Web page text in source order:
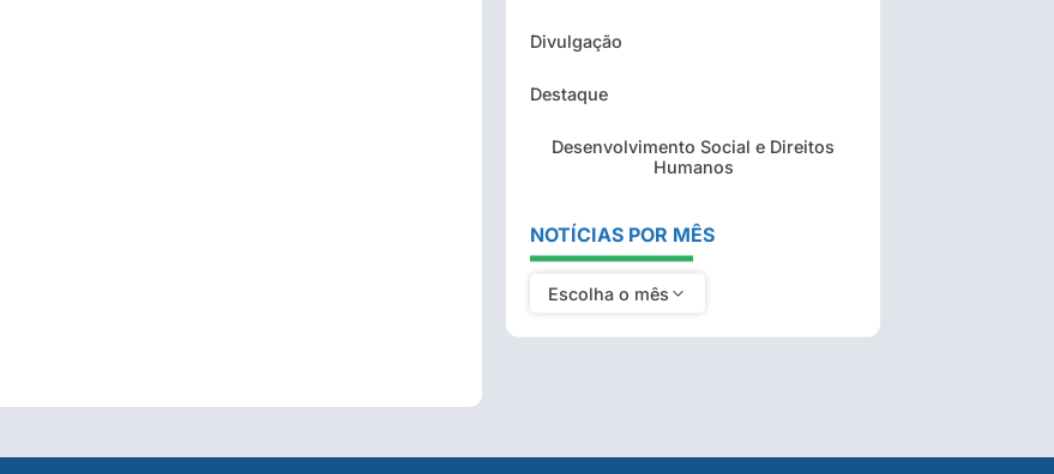
Divulgação
Destaque
Desenvolvimento Social e Direitos
Humanos
NOTÍCIAS POR MÊS
Escolha o mês